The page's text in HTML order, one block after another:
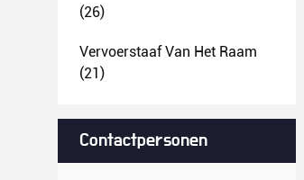
(26)
Vervoerstaaf Van Het Raam
(21)
Contactpersonen